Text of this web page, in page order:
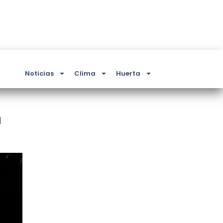
Noticias Clima Huerta